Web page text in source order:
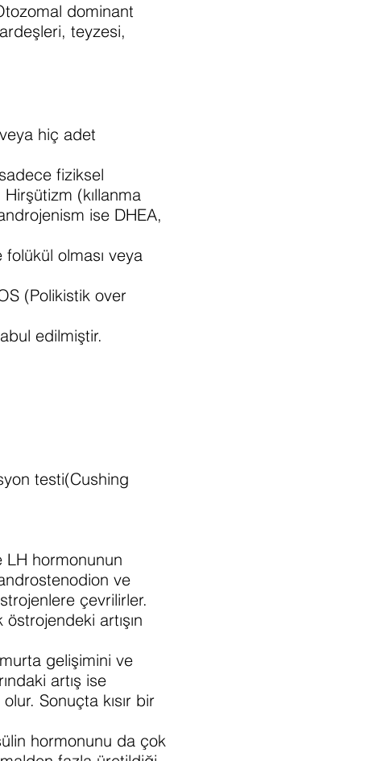
dominant
teyzesi,
hiç adet
fiziksel
(kıllanma
ise DHEA,
olması veya
(Polikistik over
edilmiştir.
testi(Cushing
LH hormonunun
ve
çevrilirler.
artışın
gelişimini ve
artış ise
Sonuçta kısır bir
hormonunu da çok